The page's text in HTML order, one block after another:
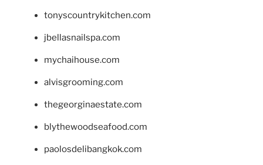
tonyscountrykitchen.com
jbellasnailspa.com
mychaihouse.com
alvisgrooming.com
thegeorginaestate.com
blythewoodseafood.com
paolosdelibangkok.com